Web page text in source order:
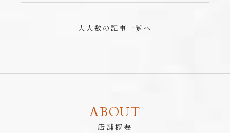
大人数の記事一覧へ
ABOUT
店舗概要